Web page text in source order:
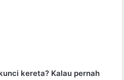
kereta? Kalau pernah